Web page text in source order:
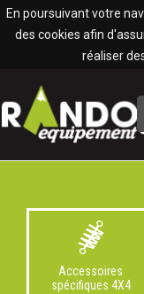
En poursuivant votre
des cookies afin
réaliser
Accessoires
spécifiques 4X4
Panneau de gestion des